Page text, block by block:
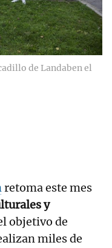
de Landaben el
retoma este mes
y
objetivo de
miles de